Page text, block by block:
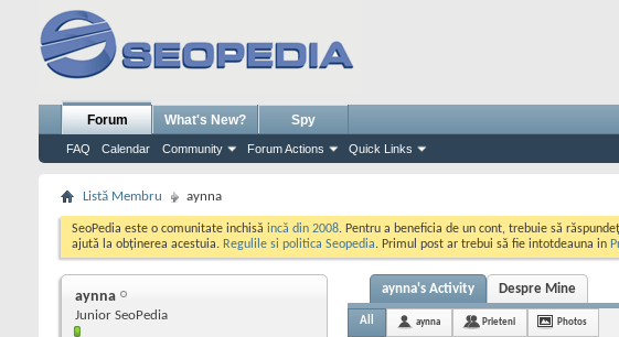
Forum
FAQ Calendar Community Forum Actions Quick Links
What's New? Spy
Listă Membru aynna
SeoPedia este o comunitate inchisă incă din 2008. Pentru a beneficia de un cont, trebuie să
ajută la obținerea acestuia. Regulile si politica Seopedia. Primul post ar trebui să fie intotdeauna in
aynna
Junior SeoPedia
aynna's Activity Despre Mine
All aynna Prieteni Photos